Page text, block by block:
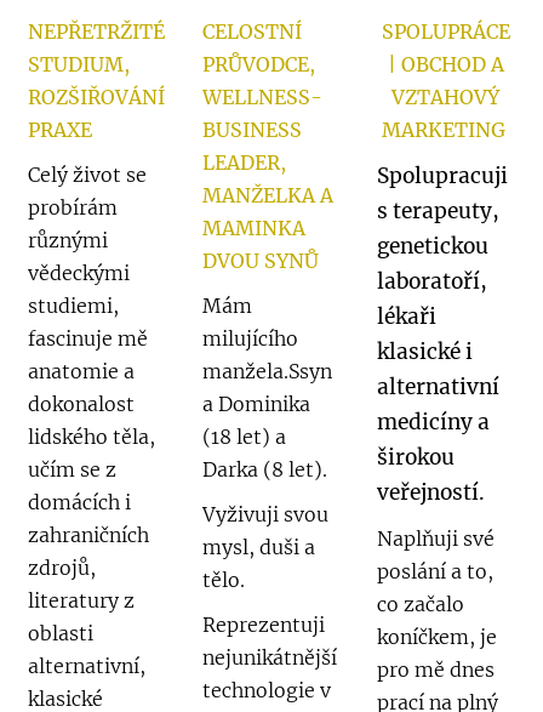
NEPŘETRŽITÉ
STUDIUM,
ROZŠIŘOVÁNÍ
PRAXE
Celý život se
probírám
různými
vědeckými
studiemi,
fascinuje mě
anatomie a
dokonalost
lidského těla,
učím se z
domácích i
zahraničních
zdrojů,
literatury z
oblasti
alternativní,
klasické
CELOSTNÍ
PRŮVODCE,
WELLNESS-
BUSINESS
LEADER,
MANŽELKA A
MAMINKA
DVOU SYNŮ
Mám
milujícího
manžela.Ssyn
a Dominika
(18 let) a
Darka (8 let).
Vyživuji svou
mysl, duši a
tělo.
Reprezentuji
nejunikátnější
technologie v
SPOLUPRÁCE
| OBCHOD A
VZTAHOVÝ
MARKETING
Spolupracuji
s terapeuty,
genetickou
laboratoří,
lékaři
klasické i
alternativní
medicíny a
širokou
veřejností.
Naplňuji své
poslání a to,
co začalo
koníčkem, je
pro mě dnes
prací na plný